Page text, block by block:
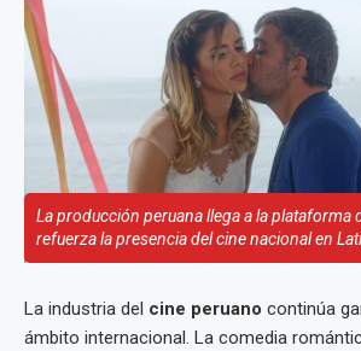
La producción peruana llega a la plataforma
refuerza la presencia del cine nacional en
La industria del cine peruano continúa
ámbito internacional. La comedia